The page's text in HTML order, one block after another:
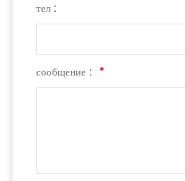
тел :
сообщение : *